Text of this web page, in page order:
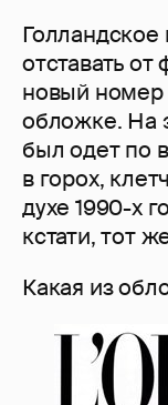
отставать от
новый номер
обложке. На
был одет по
в горох,
духе 1990-х
кстати, тот
Какая из